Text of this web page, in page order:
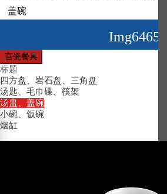
盖碗
Img6465
宫瓷餐具
标题
四方盘、岩石盘、三角盘
汤匙、毛巾碟、筷架
汤盅、盖碗
小碗、饭碗
烟缸